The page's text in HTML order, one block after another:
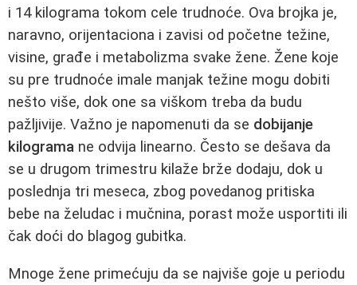
i 14 kilograma tokom cele trudnoće. Ova brojka je,
naravno, orijentaciona i zavisi od početne težine,
visine, građe i metabolizma svake žene. Žene koje
su pre trudnoće imale manjak težine mogu dobiti
nešto više, dok one sa viškom treba da budu
pažljivije. Važno je napomenuti da se dobijanje
kilograma ne odvija linearno. Često se dešava da
se u drugom trimestru kilaže brže dodaju, dok u
poslednja tri meseca, zbog povedanog pritiska
bebe na želudac i mučnina, porast može usportiti ili
čak doći do blagog gubitka.
Mnoge žene primećuju da se najviše goje u periodu